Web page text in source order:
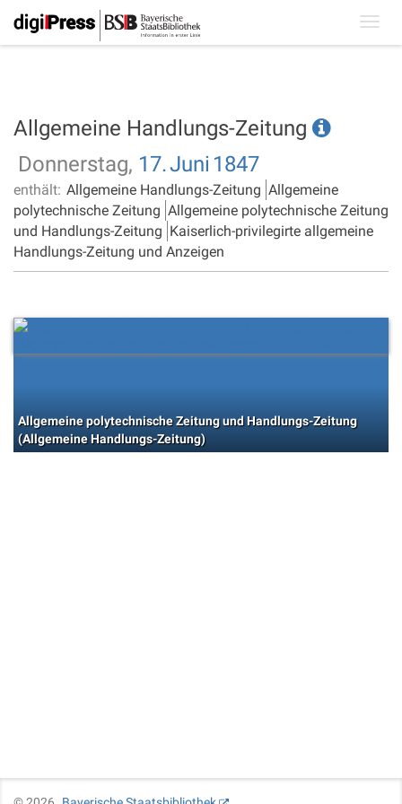
Allgemeine Handlungs-Zeitung
Donnerstag, 17.Juni 1847
enthält: Allgemeine Handlungs-Zeitung Allgemeine
polytechnische Zeitung Allgemeine polytechnische Zeitung
und Handlungs-Zeitung Kaiserlich-privilegirte allgemeine
Handlungs-Zeitung und Anzeigen
Allgemeine polytechnische Zeitung und Handlungs-Zeitung
(Allgemeine Handlungs-Zeitung)